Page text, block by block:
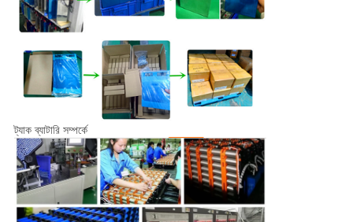
ট্যাক ব্যাটারি সম্পর্কে